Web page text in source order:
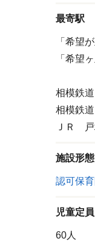
最寄駅
「希望
「希望
相模鉄
相模鉄
ＪＲ
施設形態
認可保育
児童定員
60人